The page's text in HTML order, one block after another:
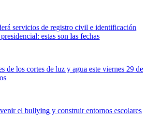
servicios de registro civil e identificación
estas son las fechas
de los cortes de luz y agua este viernes 29 de
el bullying y construir entornos escolares